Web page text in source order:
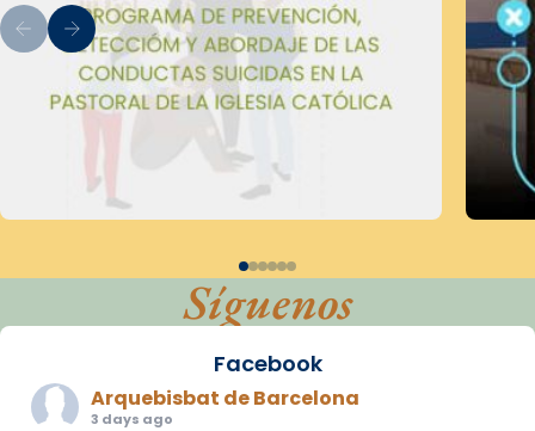
Síguenos
Facebook
Arquebisbat de Barcelona
3 days ago